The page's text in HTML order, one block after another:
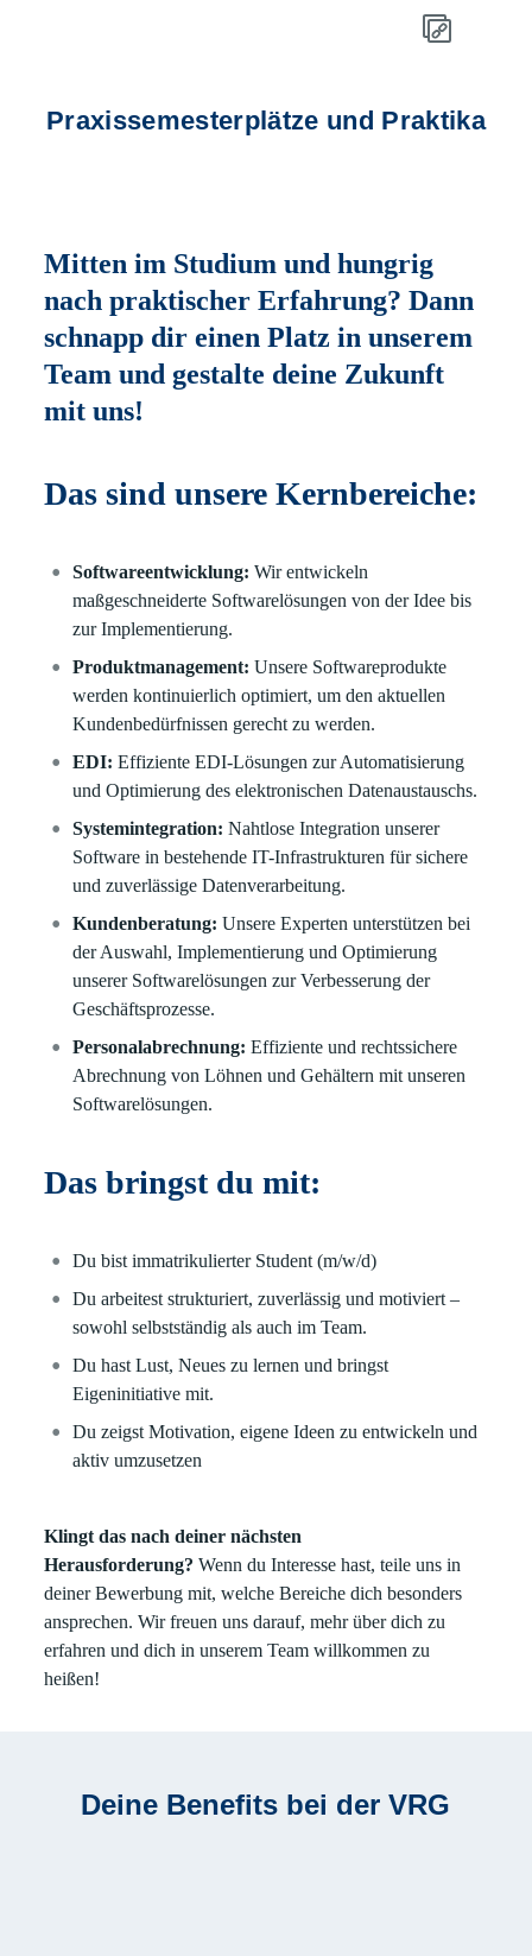
Praxissemesterplätze und Praktika
Mitten im Studium und hungrig
nach praktischer Erfahrung? Dann
schnapp dir einen Platz in unserem
Team und gestalte deine Zukunft
mit uns!
Das sind unsere Kernbereiche:
Softwareentwicklung:Wir entwickeln
maßgeschneiderte Softwarelösungen von der Idee bis
zur Implementierung.
Produktmanagement: Unsere Softwareprodukte
werden kontinuierlich optimiert, um den aktuellen
Kundenbedürfnissen gerecht zu werden.
EDI:Effiziente EDI-Lösungen zur Automatisierung
und Optimierung des elektronischen Datenaustauschs.
Systemintegration: Nahtlose Integration unserer
Software in bestehende IT-Infrastrukturen für sichere
und zuverlässige Datenverarbeitung.
Kundenberatung:Unsere Experten unterstützen bei
der Auswahl, Implementierung und Optimierung
unserer Softwarelösungen zur Verbesserung der
Geschäftsprozesse.
Personalabrechnung: Effiziente und rechtssichere
Abrechnung von Löhnen und Gehältern mit unseren
Softwarelösungen.
Das bringst du mit:
Du bist immatrikulierter Student (m/w/d)
Du arbeitest strukturiert, zuverlässig und motiviert –
sowohl selbstständig als auch im Team.
Du hast Lust, Neues zu lernen und bringst
Eigeninitiative mit.
Du zeigst Motivation, eigene Ideen zu entwickeln und
aktiv umzusetzen
Klingt das nach deiner nächsten
Herausforderung?Wenn du Interesse hast, teile uns in
deiner Bewerbung mit, welche Bereiche dich besonders
ansprechen. Wir freuen uns darauf, mehr über dich zu
erfahren und dich in unserem Team willkommen zu
heißen!
Deine Benefits bei der VRG